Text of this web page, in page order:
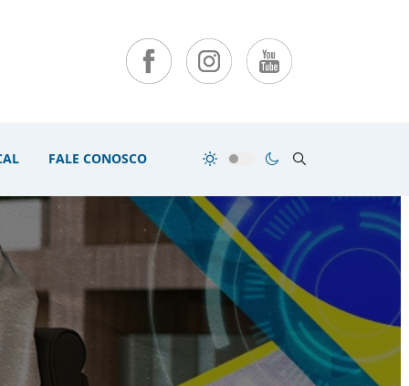
FALE CONOSCO